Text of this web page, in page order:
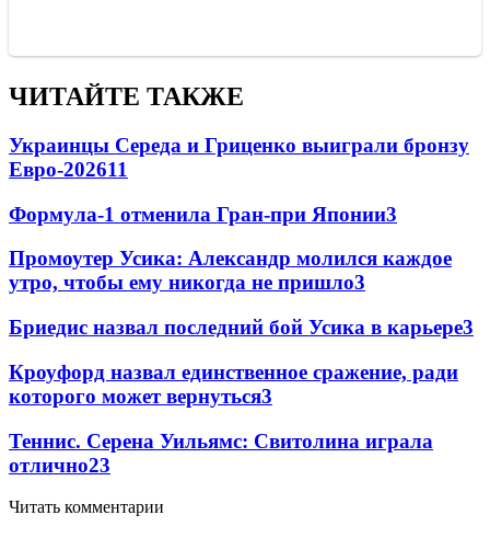
ЧИТАЙТЕ ТАКЖЕ
Украинцы Середа и Гриценко выиграли бронзу
Евро-202611
Формула-1 отменила Гран-при Японии3
Промоутер Усика: Александр молился каждое
утро, чтобы ему никогда не пришло3
Бриедис назвал последний бой Усика в карьере3
Кроуфорд назвал единственное сражение, ради
которого может вернуться3
Теннис. Серена Уильямс: Свитолина играла
отлично23
Читать комментарии